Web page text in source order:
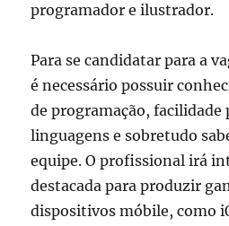
programador e ilustrador.
Para se candidatar para a
é necessário possuir
de programação, facilidade
linguagens e sobretudo
equipe. O profissional irá
destacada para produzir
dispositivos móbile, como